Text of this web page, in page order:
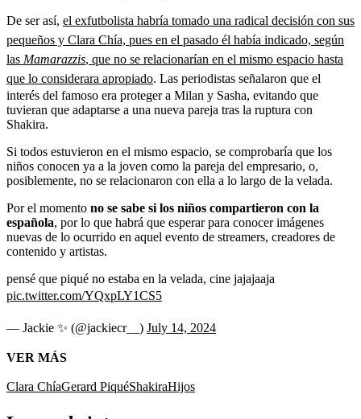
De ser así, el exfutbolista habría tomado una radical decisión con sus
pequeños y Clara Chía, pues en el pasado él había indicado, según
las Mamarazzis, que no se relacionarían en el mismo espacio hasta
que lo considerara apropiado. Las periodistas señalaron que el
interés del famoso era proteger a Milan y Sasha, evitando que
tuvieran que adaptarse a una nueva pareja tras la ruptura con
Shakira.
Si todos estuvieron en el mismo espacio, se comprobaría que los
niños conocen ya a la joven como la pareja del empresario, o,
posiblemente, no se relacionaron con ella a lo largo de la velada.
Por el momento no se sabe si los niños compartieron con la
española, por lo que habrá que esperar para conocer imágenes
nuevas de lo ocurrido en aquel evento de streamers, creadores de
contenido y artistas.
pensé que piqué no estaba en la velada, cine jajajaaja
pic.twitter.com/YQxpLY1CS5
— Jackie ✨️ (@jackiecr__) July 14, 2024
VER MÁS
Clara ChíaGerard PiquéShakiraHijos